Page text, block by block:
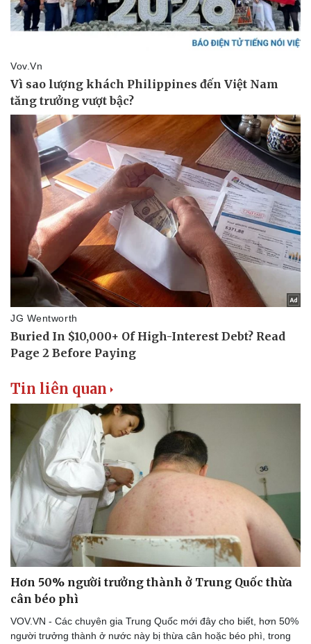
Thể thao
Bóng đá
Lịch thi đấu bóng đá
Thế giới thể thao
eSports
Hậu trường
Ô tô - Xe máy
Xe máy
Tư vấn
Tin liên quan
Hơn 50% người trưởng thành ở Trung Quốc thừa
cân béo phì
VOV.VN - Các chuyên gia Trung Quốc mới đây cho biết, hơn 50%
người trưởng thành ở nước này bị thừa cân hoặc béo phì, trong